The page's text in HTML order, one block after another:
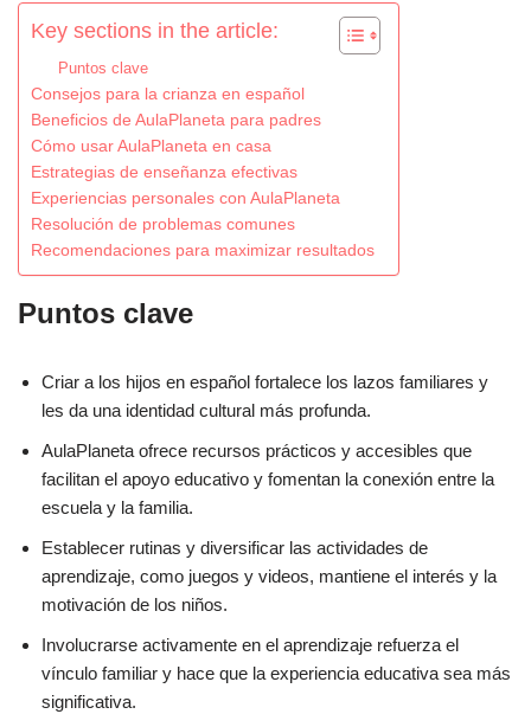
Key sections in the article:
Puntos clave
Consejos para la crianza en español
Beneficios de AulaPlaneta para padres
Cómo usar AulaPlaneta en casa
Estrategias de enseñanza efectivas
Experiencias personales con AulaPlaneta
Resolución de problemas comunes
Recomendaciones para maximizar resultados
Puntos clave
Criar a los hijos en español fortalece los lazos familiares y
les da una identidad cultural más profunda.
AulaPlaneta ofrece recursos prácticos y accesibles que
facilitan el apoyo educativo y fomentan la conexión entre la
escuela y la familia.
Establecer rutinas y diversificar las actividades de
aprendizaje, como juegos y videos, mantiene el interés y la
motivación de los niños.
Involucrarse activamente en el aprendizaje refuerza el
vínculo familiar y hace que la experiencia educativa sea más
significativa.